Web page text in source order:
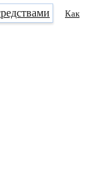
Как